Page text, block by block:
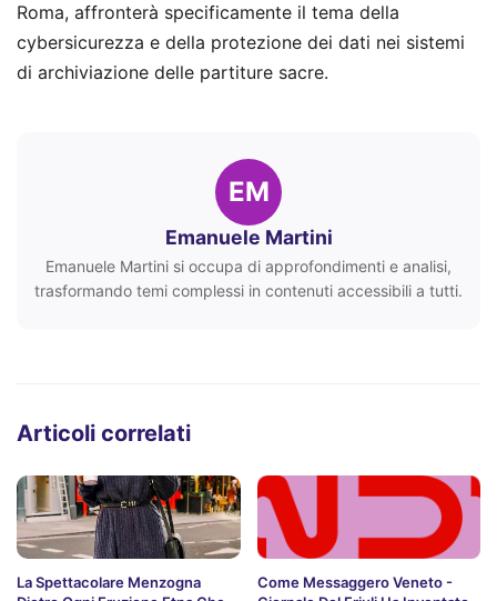
Roma, affronterà specificamente il tema della
cybersicurezza e della protezione dei dati nei sistemi
di archiviazione delle partiture sacre.
EM
Emanuele Martini
Emanuele Martini si occupa di approfondimenti e analisi,
trasformando temi complessi in contenuti accessibili a tutti.
Articoli correlati
La Spettacolare Menzogna
Come Messaggero Veneto -